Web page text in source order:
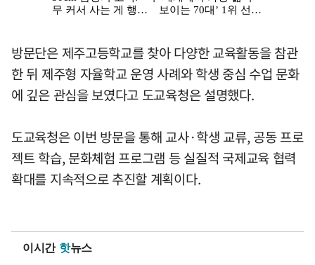
방문단은 제주고등학교를 찾아 다양한 교육활동을 참관
한 뒤 제주형 자율학교 운영 사례와 학생 중심 수업 문화
에 깊은 관심을 보였다고 도교육청은 설명했다.
도교육청은 이번 방문을 통해 교사·학생 교류, 공동 프로
젝트 학습, 문화체험 프로그램 등 실질적 국제교육 협력
확대를 지속적으로 추진할 계획이다.
이시간 핫뉴스